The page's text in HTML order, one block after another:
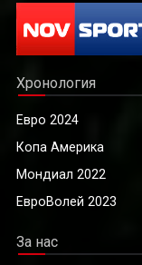
Хронология
Евро 2024
Копа Америка
Мондиал 2022
ЕвроВолей 2023
За нас